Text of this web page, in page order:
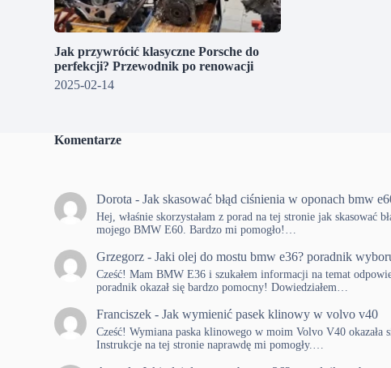
Jak przywrócić klasyczne Porsche do
perfekcji? Przewodnik po renowacji
2025-02-14
Komentarze
Dorota -Jak skasować błąd ciśnienia w oponach bmw
Hej, właśnie skorzystałam z porad na tej stronie jak skasować
mojego BMW E60. Bardzo mi pomogło!…
Grzegorz -Jaki olej do mostu bmw e36? poradnik
Cześć! Mam BMW E36 i szukałem informacji na temat
poradnik okazał się bardzo pomocny! Dowiedziałem…
Franciszek -Jak wymienić pasek klinowy w volvo v40
Cześć! Wymiana paska klinowego w moim Volvo V40 okazała
Instrukcje na tej stronie naprawdę mi pomogły.…